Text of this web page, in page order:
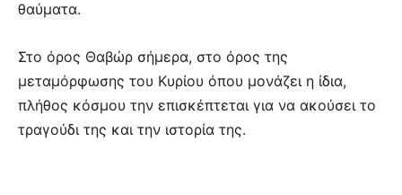
θαύματα.
Στο όρος Θαβώρ σήμερα, στο όρος της
μεταμόρφωσης του Κυρίου όπου μονάζει η ίδια,
πλήθος κόσμου την επισκέπτεται για να ακούσει το
τραγούδι της και την ιστορία της.